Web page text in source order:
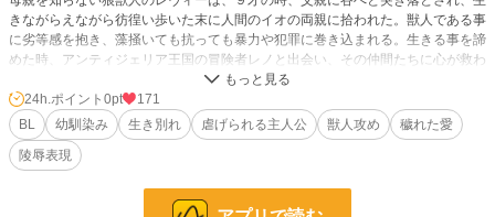
きながらえながら彷徨い歩いた末に人間のイオの両親に拾われた。獣人である事
に劣等感を抱き、藻掻いても抗っても暴力や犯罪に巻き込まれる。生きる事を諦
めた時、アンティジェリア王国の冒険者レノと出会い、その仲間たちに心が救わ
れていく。一度生き別れたイオとの再会して・・
《お知らせ》
異世界『アンダム』の物語という設定でシリーズものを考えています。
本編の『王子妃セスから冒険者レノになった話』に登場するキャラクターたちが
24h.ポイント 0pt
171
BL
幼馴染み 生き別れ 虐げられる主人公 獣人攻め
穢れた愛
陵辱表現